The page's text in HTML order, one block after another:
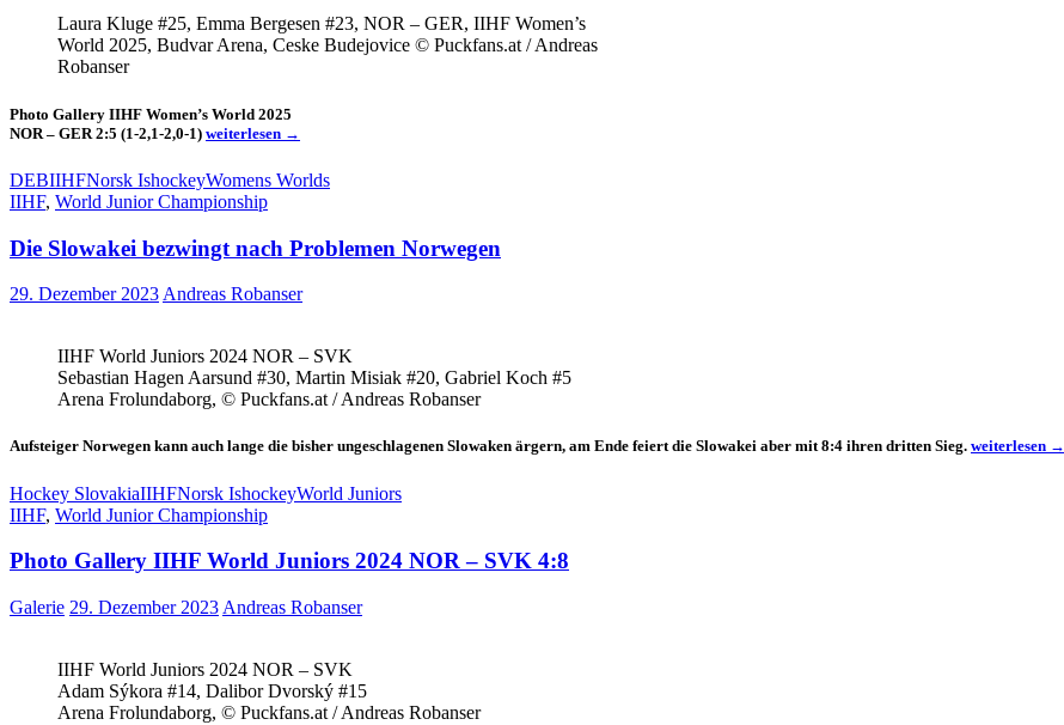
Laura Kluge #25, Emma Bergesen #23, NOR – GER, IIHF Women’s
World 2025, Budvar Arena, Ceske Budejovice © Puckfans.at / Andreas
Robanser
Photo Gallery IIHF Women’s World 2025
NOR – GER 2:5 (1-2,1-2,0-1) Photo
IIHF
Women’s
World
NOR
–
GER
2:5
weiterlesen →
DEBIIHFNorsk IshockeyWomens Worlds
IIHF, World Junior Championship
Die Slowakei bezwingt nach Problemen Norwegen
29. Dezember 2023 Andreas Robanser
IIHF World Juniors 2024 NOR – SVK
Sebastian Hagen Aarsund #30, Martin Misiak #20, Gabriel Koch #5
Arena Frolundaborg, © Puckfans.at / Andreas Robanser
Aufsteiger Norwegen kann auch lange die bisher ungeschlagenen Slowaken ärgern, am Ende feiert die Slowakei aber mit 8:4 ihren dritten Sieg. Die
weiterlesen →
Hockey SlovakiaIIHFNorsk IshockeyWorld Juniors
IIHF, World Junior Championship
Photo Gallery IIHF World Juniors 2024 NOR – SVK 4:8
Galerie 29. Dezember 2023 Andreas Robanser
IIHF World Juniors 2024 NOR – SVK
Adam Sýkora #14, Dalibor Dvorský #15
Arena Frolundaborg, © Puckfans.at / Andreas Robanser